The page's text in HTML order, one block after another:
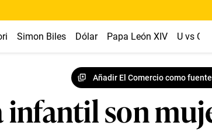
Simon Biles Dólar Papa León XIV U vs
Añadir El Comercio como
infantil son